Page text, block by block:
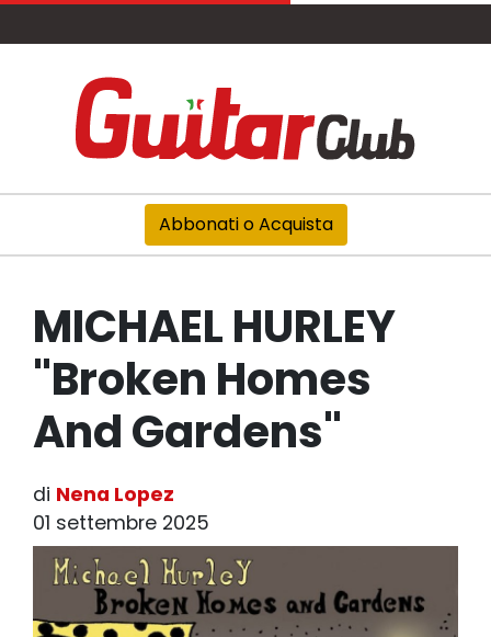
Abbonati o Acquista
MICHAEL HURLEY
"Broken Homes
And Gardens"
di Nena Lopez
01 settembre 2025